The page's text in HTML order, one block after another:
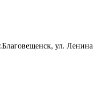
ул. Ленина